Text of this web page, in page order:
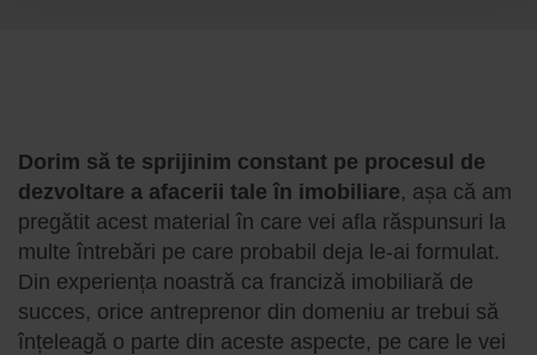
Dorim să te sprijinim constant pe procesul de
dezvoltare a afacerii tale în imobiliare, așa că am
pregătit acest material în care vei afla răspunsuri la
multe întrebări pe care probabil deja le-ai formulat.
Din experiența noastră ca franciză imobiliară de
succes, orice antreprenor din domeniu ar trebui să
înțeleagă o parte din aceste aspecte, pe care le vei